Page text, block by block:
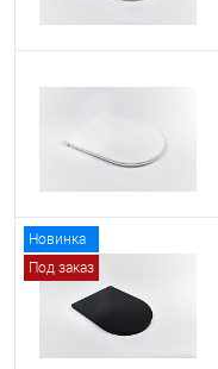
Новинка
Под заказ